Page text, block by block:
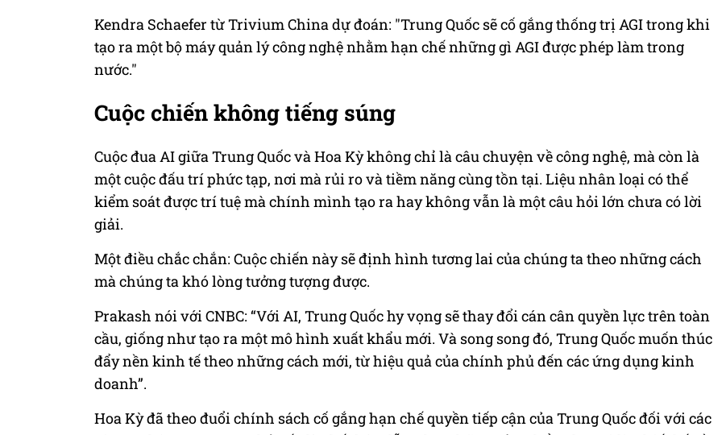
Kendra Schaefer từ Trivium China dự đoán: "Trung Quốc sẽ cố gắng thống trị AGI trong khi
tạo ra một bộ máy quản lý công nghệ nhằm hạn chế những gì AGI được phép làm trong
nước."
Cuộc chiến không tiếng súng
Cuộc đua AI giữa Trung Quốc và Hoa Kỳ không chỉ là câu chuyện về công nghệ, mà còn là
một cuộc đấu trí phức tạp, nơi mà rủi ro và tiềm năng cùng tồn tại. Liệu nhân loại có thể
kiểm soát được trí tuệ mà chính mình tạo ra hay không vẫn là một câu hỏi lớn chưa có lời
giải.
Một điều chắc chắn: Cuộc chiến này sẽ định hình tương lai của chúng ta theo những cách
mà chúng ta khó lòng tưởng tượng được.
Prakash nói với CNBC: “Với AI, Trung Quốc hy vọng sẽ thay đổi cán cân quyền lực trên toàn
cầu, giống như tạo ra một mô hình xuất khẩu mới. Và song song đó, Trung Quốc muốn thúc
đẩy nền kinh tế theo những cách mới, từ hiệu quả của chính phủ đến các ứng dụng kinh
doanh”.
Hoa Kỳ đã theo đuổi chính sách cố gắng hạn chế quyền tiếp cận của Trung Quốc đối với các